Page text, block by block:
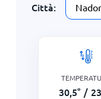
Città:
30,5° /